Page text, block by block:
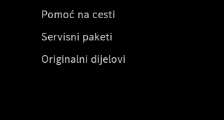
Pomoć na cesti
Servisni paketi
Originalni dijelovi